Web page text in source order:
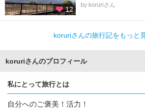
12
by koruriさん
koruriさんの旅行記をもっと
koruriさんのプロフィール
私にとって旅行とは
自分へのご褒美！活力！